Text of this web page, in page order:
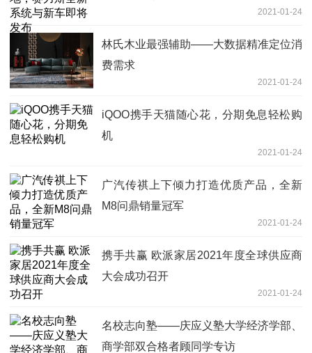
2021-01-24
林氏木业最强辅助——大数据精准定位消
费需求
2021-01-24
iQOO携手天猫随心花，分期免息轻松购
机
2021-01-24
广汽传祺上下倾力打造优质产品，全新
M8问鼎销量冠军
2021-01-24
携手共赢 欧派家居2021年度全球供应商
大会成功召开
2021-01-24
名校志向塾——庆应义塾大学经济学部、
商学部双合格者顾同学专访